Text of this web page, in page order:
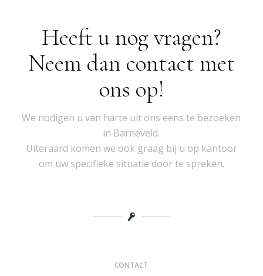
Heeft u nog vragen?
Neem dan contact met
ons op!
We nodigen u van harte uit ons eens te bezoeken
in Barneveld.
Uiteraard komen we ook graag bij u op kantoor
om uw specifieke situatie door te spreken.
CONTACT